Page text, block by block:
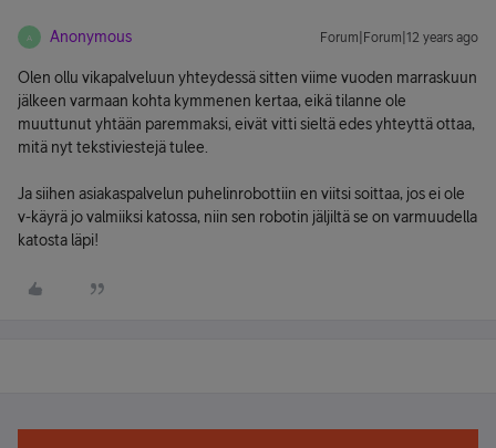
A Anonymous Forum|Forum|12 years ago
Olen ollu vikapalveluun yhteydessä sitten viime vuoden marraskuun
jälkeen varmaan kohta kymmenen kertaa, eikä tilanne ole
muuttunut yhtään paremmaksi, eivät vitti sieltä edes yhteyttä ottaa,
mitä nyt tekstiviestejä tulee.
Ja siihen asiakaspalvelun puhelinrobottiin en viitsi soittaa, jos ei ole
v-käyrä jo valmiiksi katossa, niin sen robotin jäljiltä se on varmuudella
katosta läpi!